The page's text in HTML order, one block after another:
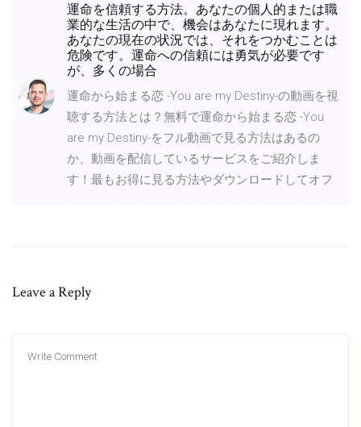
運命を信頼する方法。あなたの個人的または職
業的な生活の中で、機会はあなたに現れます。
あなたの現在の状況では、それをつかむことは
危険です。運命への信頼には勇気が必要です
が、多くの場合
運命から始まる恋 -You are my Destiny-の動画を視
聴する方法とは？無料で運命から始まる恋 -You
are my Destiny-をフル動画で見る方法はあるの
か、動画を配信しているサービスをご紹介しま
す！最もお得に見る方法やダウンロードしてオフ
Leave a Reply